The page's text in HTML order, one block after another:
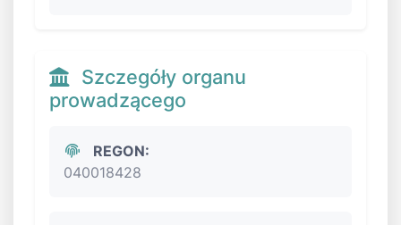
Szczegóły organu
prowadzącego
REGON:
040018428